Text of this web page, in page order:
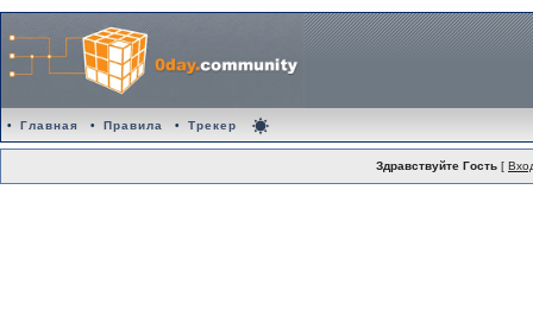
• Главная • Правила • Трекер
Здравствуйте Гость [